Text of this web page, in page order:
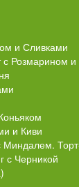
и Сливками
Розмарином
и Киви
Миндалем.
с Черникой